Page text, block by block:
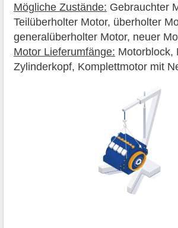
Mögliche Zustände: Gebrauchter
Teilüberholter Motor, überholter
generalüberholter Motor, neuer
Motor Lieferumfänge: Motorblock,
Zylinderkopf, Komplettmotor mit